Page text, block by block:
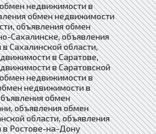
недвижимости в
обмен недвижимости
объявления обмен
Сахалинске, объявления
Сахалинской области,
в Саратове,
в Саратовской
недвижимости в
недвижимости в
обмен
объявления обмен
области, объявления
Ростове-на-Дону